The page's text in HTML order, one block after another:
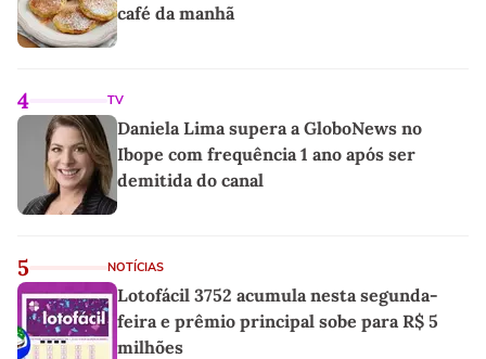
café da manhã
4 TV
Daniela Lima supera a GloboNews no
Ibope com frequência 1 ano após ser
demitida do canal
5 NOTÍCIAS
Lotofácil 3752 acumula nesta segunda-
feira e prêmio principal sobe para R$ 5
milhões